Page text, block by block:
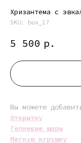
Хризантема с
SKU: box_17
5 500 р.
Вы можете
Открытку
Гелиевые шары
Мягкую игрушку